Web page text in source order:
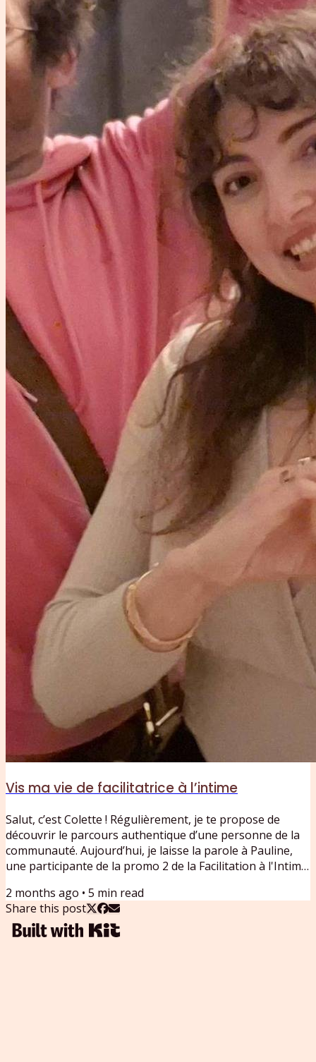
Vis ma vie de facilitatrice à l’intime
Salut, c’est Colette ! Régulièrement, je te propose de
découvrir le parcours authentique d’une personne de la
communauté. Aujourd’hui, je laisse la parole à Pauline,
une participante de la promo 2 de la Facilitation à l'Intime.
autrice, raconte son expérience au sein de la formation
Facilitation de l’Intime de Colette se Confesse. Un récit de
l’intérieur, entre exploration personnelle, apprentissage
2 months ago • 5 min read
Share this post